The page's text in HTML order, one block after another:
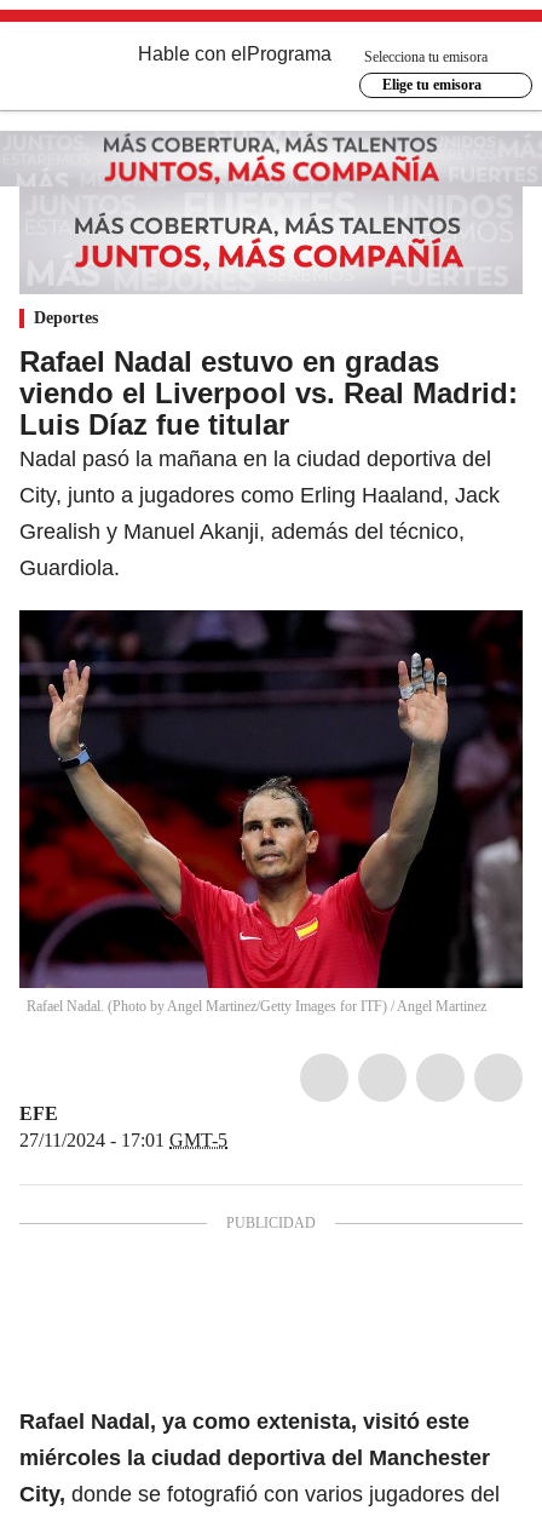
Hable con el Programa
Selecciona tu emisora
Elige tu emisora
Deportes
Rafael Nadal estuvo en gradas
viendo el Liverpool vs. Real Madrid:
Luis Díaz fue titular
Nadal pasó la mañana en la ciudad deportiva del
City, junto a jugadores como Erling Haaland, Jack
Grealish y Manuel Akanji, además del técnico,
Guardiola.
Rafael Nadal. (Photo by Angel Martinez/Getty Images for ITF) /Angel Martinez
EFE
27/11/2024 - 17:01 GMT-5
Rafael Nadal, ya como extenista, visitó este
miércoles la ciudad deportiva del Manchester
City, donde se fotografió con varios jugadores del